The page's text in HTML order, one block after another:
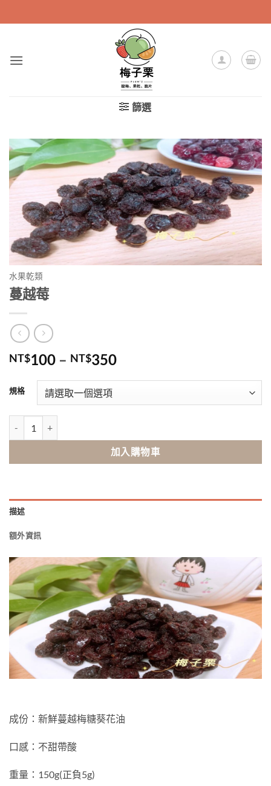
to
篩選
水果乾類
蔓越莓
NT$100 – NT$350
規格
加入購物車
描述
額外資訊
成份：新鮮蔓越梅糖葵花油
口感：不甜帶酸
重量：150g(正負5g)